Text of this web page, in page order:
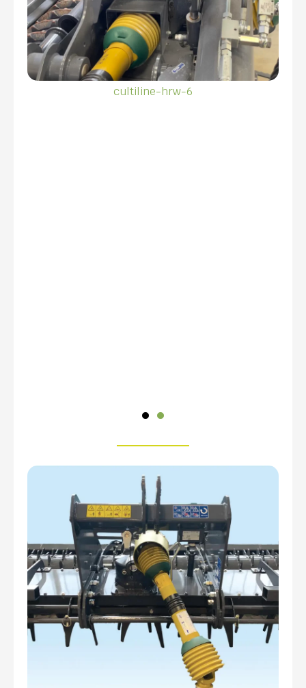
cultiline-hrw-6